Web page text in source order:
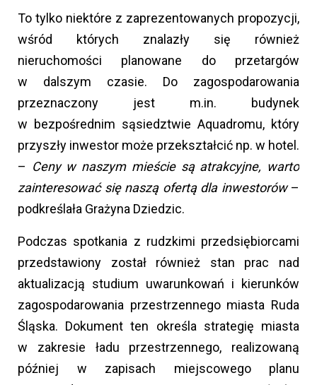
To tylko niektóre z zaprezentowanych propozycji,
wśród których znalazły się również
nieruchomości planowane do przetargów
w dalszym czasie. Do zagospodarowania
przeznaczony jest m.in. budynek
w bezpośrednim sąsiedztwie Aquadromu, który
przyszły inwestor może przekształcić np. w hotel.
– Ceny w naszym mieście są atrakcyjne, warto
zainteresować się naszą ofertą dla inwestorów–
podkreślała Grażyna Dziedzic.
Podczas spotkania z rudzkimi przedsiębiorcami
przedstawiony został również stan prac nad
aktualizacją studium uwarunkowań i kierunków
zagospodarowania przestrzennego miasta Ruda
Śląska. Dokument ten określa strategię miasta
w zakresie ładu przestrzennego, realizowaną
później w zapisach miejscowego planu